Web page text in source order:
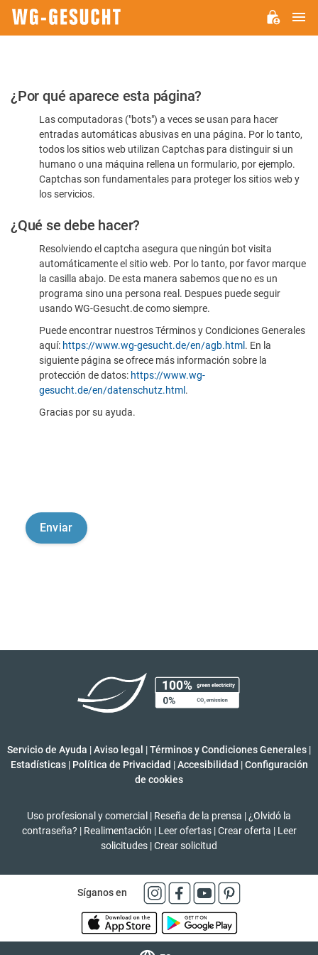
Por
favor,
confirme
humano
¿Por qué aparece esta página?
Las computadoras ("bots") a veces se usan para hacer
entradas automáticas abusivas en una página. Por lo tanto,
todos los sitios web utilizan Captchas para distinguir si un
humano o una máquina rellena un formulario, por ejemplo.
Captchas son fundamentales para proteger los sitios web y
los servicios.
¿Qué se debe hacer?
Resolviendo el captcha asegura que ningún bot visita
automáticamente el sitio web. Por lo tanto, por favor marque
la casilla abajo. De esta manera sabemos que no es un
programa sino una persona real. Despues puede seguir
usando WG-Gesucht.de como siempre.
Puede encontrar nuestros Términos y Condiciones Generales
aquí: https://www.wg-gesucht.de/en/agb.html . En la
siguiente página se ofrece más información sobre la
protección de datos: https://www.wg-
gesucht.de/en/datenschutz.html .
Gracias por su ayuda.
Servicio de Ayuda |Aviso legal |Términos y Condiciones Generales |
Estadísticas | Política de Privacidad | Accesibilidad | Configuración
de cookies
Uso profesional y comercial | Reseña de la prensa | ¿Olvidó la
contraseña? | Realimentación | Leer ofertas | Crear oferta | Leer
solicitudes |Crear solicitud
Síganos en